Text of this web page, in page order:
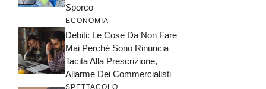
Sporco
ECONOMIA
Debiti: Le Cose Da Non Fare
Mai Perché Sono Rinuncia
Tacita Alla Prescrizione,
Allarme Dei Commercialisti
SPETTACOLO